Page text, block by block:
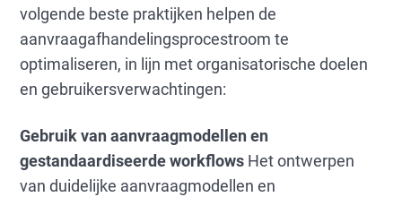
volgende beste praktijken helpen de
aanvraagafhandelingsprocestroom te
optimaliseren, in lijn met organisatorische doelen
en gebruikersverwachtingen:
Gebruik van aanvraagmodellen en
gestandaardiseerde workflows Het ontwerpen
van duidelijke aanvraagmodellen en